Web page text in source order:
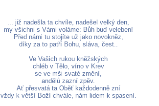
... již nadešla ta chvíle, nadešel velký den,
my všichni s Vámi voláme: Bůh buď veleben!
Před námi tu stojíte už jako novokněz,
díky za to patří Bohu, sláva, čest..
Ve Vašich rukou kněžských
chléb v Tělo, víno v Krev
se ve mši svaté změní,
andělů zazní zpěv.
Ať přesvatá ta Oběť každodenně zní
vždy k větší Boží chvále, nám lidem k spasení.